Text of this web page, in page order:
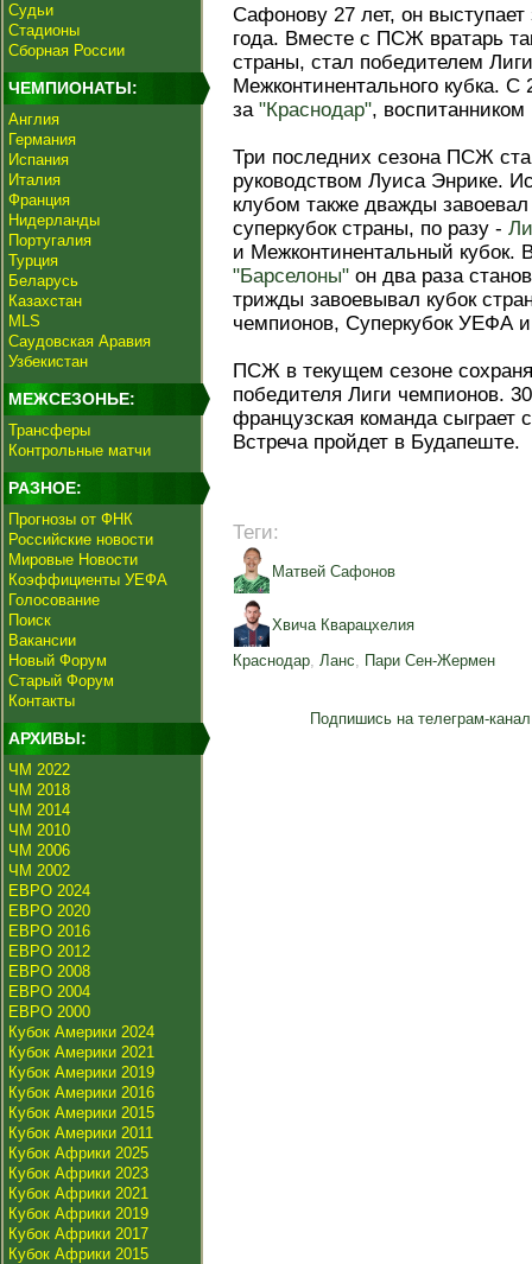
Судьи
Стадионы
Сборная России
ЧЕМПИОНАТЫ:
Англия
Германия
Испания
Италия
Франция
Нидерланды
Португалия
Турция
Беларусь
Казахстан
MLS
Саудовская Аравия
Узбекистан
МЕЖСЕЗОНЬЕ:
Трансферы
Контрольные матчи
РАЗНОЕ:
Прогнозы от ФНК
Российские новости
Мировые Новости
Коэффициенты УЕФА
Голосование
Поиск
Вакансии
Новый Форум
Старый Форум
Контакты
АРХИВЫ:
ЧМ 2022
ЧМ 2018
ЧМ 2014
ЧМ 2010
ЧМ 2006
ЧМ 2002
ЕВРО 2024
ЕВРО 2020
ЕВРО 2016
ЕВРО 2012
ЕВРО 2008
ЕВРО 2004
ЕВРО 2000
Кубок Америки 2024
Кубок Америки 2021
Кубок Америки 2019
Кубок Америки 2016
Кубок Америки 2015
Кубок Америки 2011
Кубок Африки 2025
Кубок Африки 2023
Кубок Африки 2021
Кубок Африки 2019
Кубок Африки 2017
Кубок Африки 2015
Сафонову 27 лет, он
года. Вместе с ПСЖ вратарь
страны, стал победителем
Межконтинентального кубка.
за "Краснодар", воспитанником
Три последних сезона ПСЖ
руководством Луиса Энрике.
клубом также дважды
суперкубок страны, по разу -
и Межконтинентальный кубок.
"Барселоны" он два раза
трижды завоевывал кубок
чемпионов, Суперкубок УЕФА
ПСЖ в текущем сезоне
победителя Лиги чемпионов.
французская команда сыграет
Встреча пройдет в Будапеште.
Теги:
Матвей Сафонов
Хвича Кварацхелия
Краснодар, Ланс, Пари Сен-Жермен
Подпишись на телеграм-